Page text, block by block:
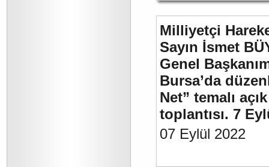
Milliyetçi
Sayın İsmet
Genel
Bursa’da
Net” temalı
toplantısı. 7
07 Eylül 2022